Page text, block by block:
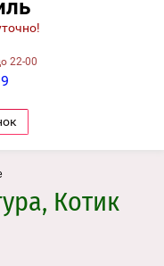
22-00
Котик